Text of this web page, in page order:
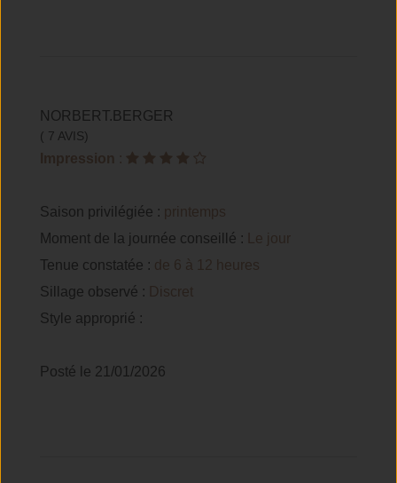
NORBERT.BERGER
( 7 AVIS)
Impression :
Saison privilégiée : printemps
Moment de la journée conseillé :
Le jour
Tenue constatée : de 6 à 12 heures
Sillage observé : Discret
Style approprié :
Posté le 21/01/2026